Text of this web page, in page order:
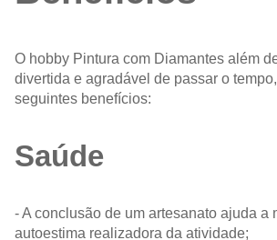
O hobby Pintura com Diamantes além
divertida e agradável de passar o
seguintes benefícios:
Saúde
- A conclusão de um artesanato ajuda a
autoestima realizadora da atividade;